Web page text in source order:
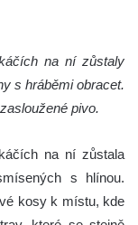
na ní zůstaly
s hráběmi obracet.
pivo.
na ní zůstala
s hlínou.
kosy k místu, kde